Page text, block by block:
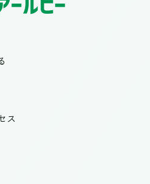
ス